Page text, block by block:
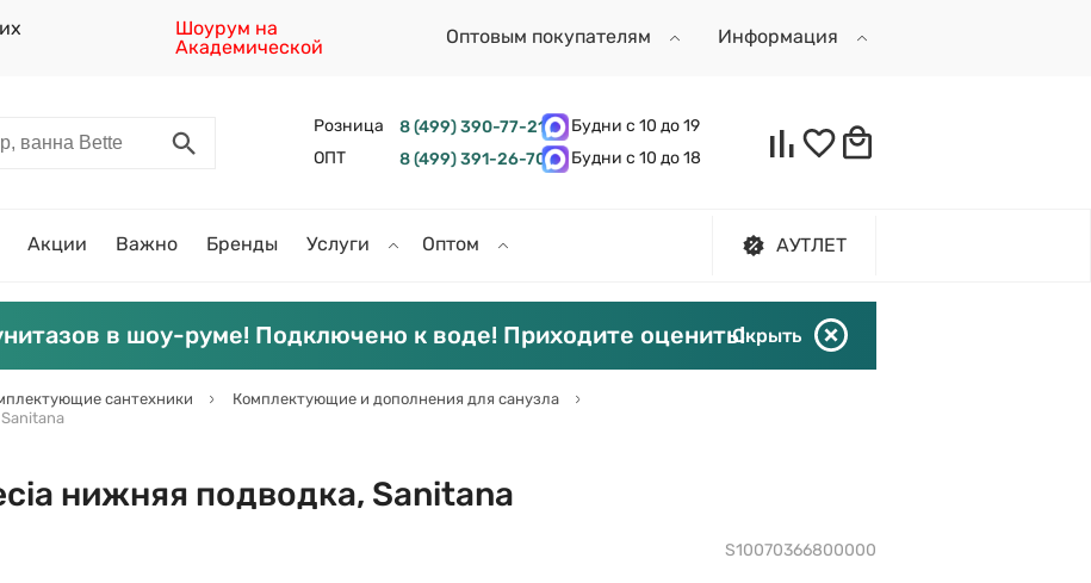
Шоурум на
Академической
Оптовым покупателям Информация
Розница 8 (499) 390-77-21
Будни с 10 до 19
ОПТ
8 (499) 391-26-70 Будни с 10 до 18
Акции Важно Бренды Услуги Оптом АУТЛЕТ
в шоу-руме! Подключено к воде! Приходите оценить!Скрыть
сантехники
Комплектующие и дополнения для санузла
нижняя подводка, Sanitana
S10070366800000